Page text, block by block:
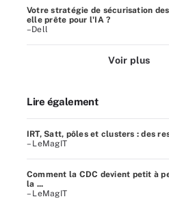
Votre stratégie de sécurisation
elle prête pour l'IA ?
–Dell
Voir plus
Lire également
IRT, Satt, pôles et clusters : des
– LeMagIT
Comment la CDC devient petit à
la ...
– LeMagIT